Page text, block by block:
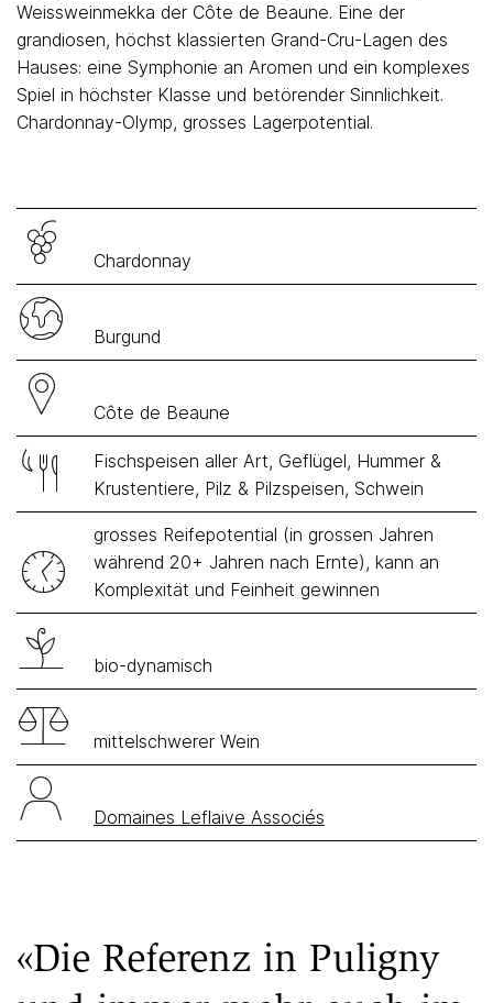
Weissweinmekka der Côte de Beaune. Eine der
grandiosen, höchst klassierten Grand-Cru-Lagen des
Hauses: eine Symphonie an Aromen und ein komplexes
Spiel in höchster Klasse und betörender Sinnlichkeit.
Chardonnay-Olymp, grosses Lagerpotential.
Chardonnay
Burgund
Côte de Beaune
Fischspeisen aller Art, Geflügel, Hummer &
Krustentiere, Pilz & Pilzspeisen, Schwein
grosses Reifepotential (in grossen Jahren
während 20+ Jahren nach Ernte), kann an
Komplexität und Feinheit gewinnen
bio-dynamisch
mittelschwerer Wein
Domaines Leflaive Associés
«Die Referenz in Puligny